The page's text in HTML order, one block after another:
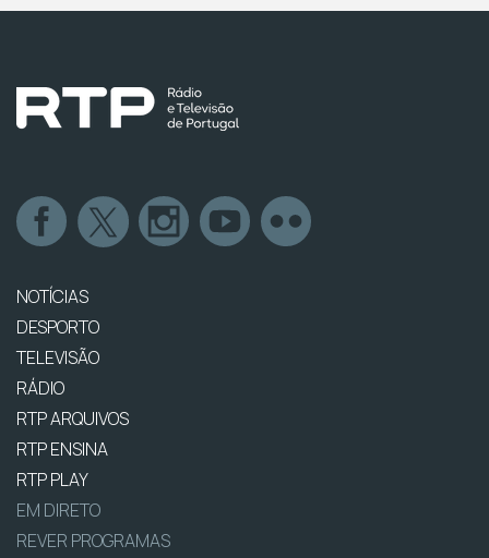
NOTÍCIAS
DESPORTO
TELEVISÃO
RÁDIO
RTP ARQUIVOS
RTP ENSINA
RTP PLAY
EM DIRETO
REVER PROGRAMAS